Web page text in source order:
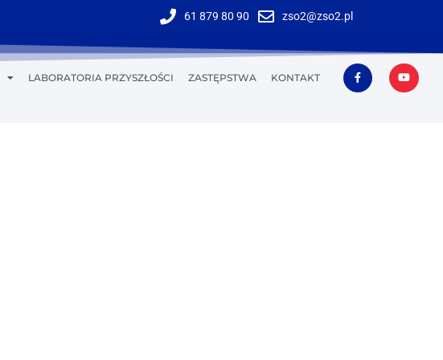
61 879 80 90 zso2@zso2.pl
LABORATORIA PRZYSZŁOŚCI ZASTĘPSTWA KONTAKT